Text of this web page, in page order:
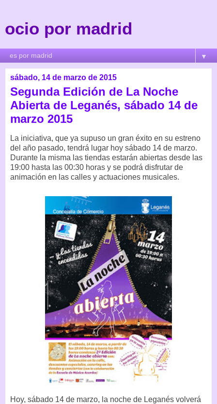
ocio por madrid
▼
sábado, 14 de marzo de 2015
Segunda Edición de La Noche
Abierta de Leganés, sábado 14 de
marzo 2015
La iniciativa, que ya supuso un gran éxito en su estreno
del año pasado, tendrá lugar hoy sábado 14 de marzo.
Durante la misma las tiendas estarán abiertas desde las
19:00 hasta las 00:30 horas y se podrá disfrutar de
animación en las calles y actuaciones musicales.
Hoy, sábado 14 de marzo, la noche de Leganés volverá